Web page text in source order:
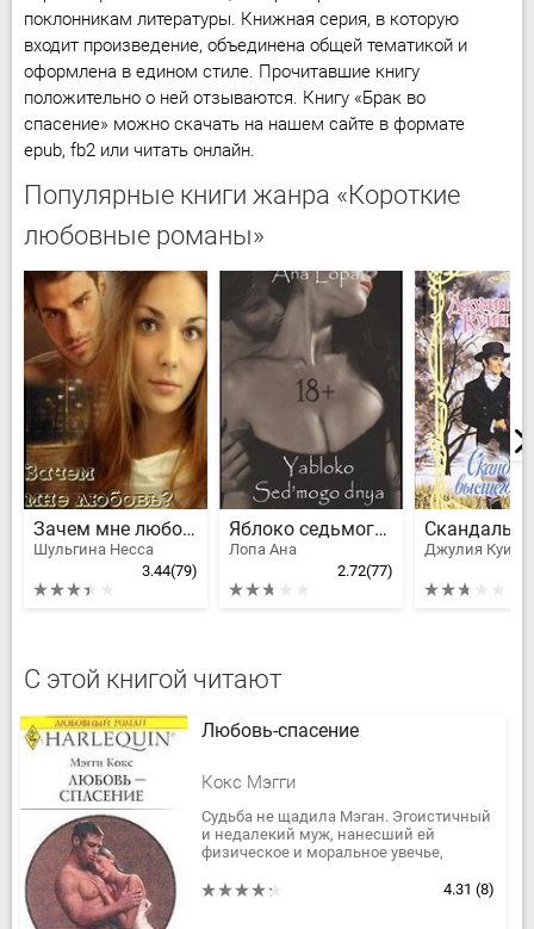
поклонникам литературы. Книжная серия, в которую
входит произведение, объединена общей тематикой и
оформлена в едином стиле. Прочитавшие книгу
положительно о ней отзываются. Книгу «Брак во
спасение» можно скачать на нашем сайте в формате
epub, fb2 или читать онлайн.
Популярные книги жанра «Короткие
любовные романы»
Зачем мне любовь?
Шульгина Несса
3.44(79)
Яблоко седьмого дня
Лопа Ана
2.72(77)
С этой книгой читают
Любовь-спасение
Кокс Мэгги
Судьба не щадила Мэган. Эгоистичный
и недалекий муж, нанесший ей
физическое и моральное увечье,
перспектив Все эти неурядицы убили в
4.31 (8)